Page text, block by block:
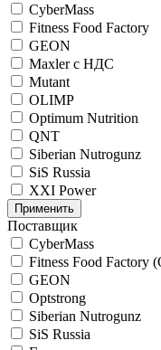
CyberMass
Fitness Food Factory
GEON
Maxler с НДС
Mutant
OLIMP
Optimum Nutrition
QNT
Siberian Nutrogunz
SiS Russia
XXI Power
Поставщик
CyberMass
Fitness Food
GEON
Optstrong
Siberian Nutrogunz
SiS Russia